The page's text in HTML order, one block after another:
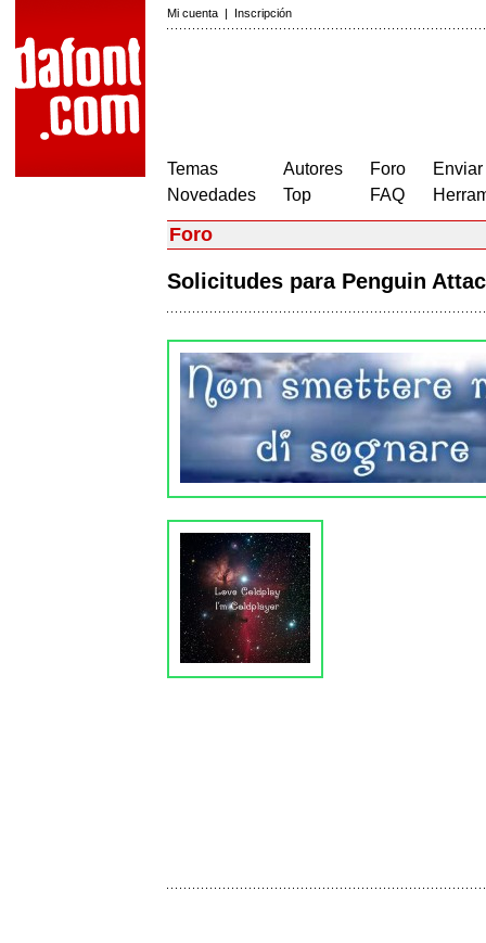
Mi cuenta | Inscripción
Temas
Novedades
Autores
Top
Foro
FAQ
Foro
Solicitudes para Penguin